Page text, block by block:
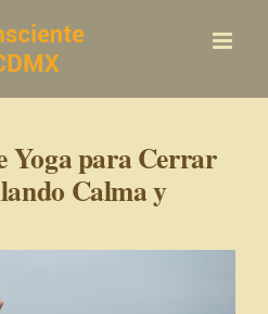
Yoga para Cerrar
Calma y